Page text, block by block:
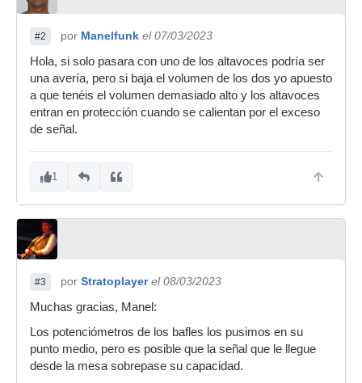
#2 por Manelfunk el 07/03/2023
Hola, si solo pasara con uno de los altavoces podría ser
una avería, pero si baja el volumen de los dos yo apuesto
a que tenéis el volumen demasiado alto y los altavoces
entran en protección cuando se calientan por el exceso
de señal.
1
#3 por Stratoplayer el 08/03/2023
Muchas gracias, Manel:
Los potenciómetros de los bafles los pusimos en su
punto medio, pero es posible que la señal que le llegue
desde la mesa sobrepase su capacidad.